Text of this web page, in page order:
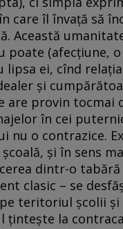
care îl învaţă să
Această
poate (afecţiune,
lipsa ei, cînd
şi
are provin tocmai
în cei
nu o contrazice.
şi în sens
dintr-o
clasic – se
teritoriul şcolii
ţinteşte la